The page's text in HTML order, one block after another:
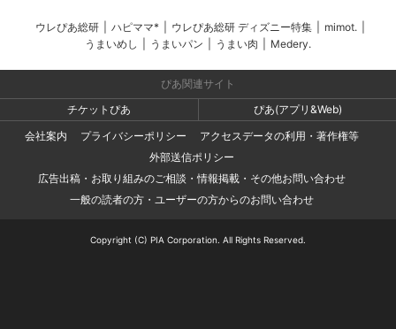
ウレぴあ総研 ハピママ* ウレぴあ総研 ディズニー特集 mimot.
うまいめし
うまいパン うまい肉 Medery.
ぴあ関連サイト
チケットぴあ
ぴあ(アプリ&Web)
会社案内
プライバシーポリシー
アクセスデータの利用・著作権等
外部送信ポリシー
広告出稿・お取り組みのご相談・情報掲載・その他お問い合わせ
一般の読者の方・ユーザーの方からのお問い合わせ
Copyright (C) PIA Corporation. All Rights Reserved.